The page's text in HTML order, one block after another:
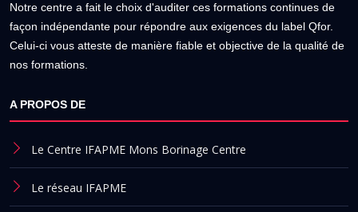
Notre centre a fait le choix d'auditer ces formations continues de
façon indépendante pour répondre aux exigences du label Qfor.
Celui-ci vous atteste de manière fiable et objective de la qualité de
nos formations.
A PROPOS DE
Le Centre IFAPME Mons Borinage Centre
Le réseau IFAPME